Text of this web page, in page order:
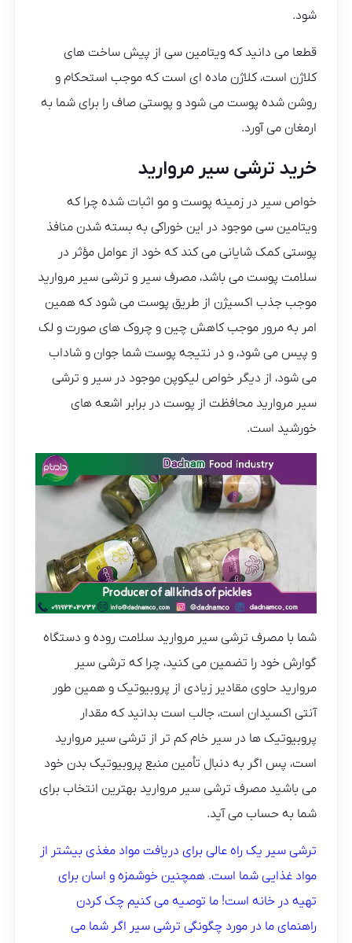
شود.
قطعا می دانید که ویتامین سی از پیش ساخت های
کلاژن است، کلاژن ماده ای است که موجب استحکام و
روشن شده پوست می شود و پوستی صاف را برای شما به
ارمغان می آورد.
خرید ترشی سیر مروارید
خواص سیر در زمینه پوست و مو اثبات شده چرا که
ویتامین سی موجود در این خوراکی به بسته شدن منافذ
پوستی کمک شایانی می کند که خود از عوامل مؤثر در
سلامت پوست می باشد، مصرف سیر و ترشی سیر مروارید
موجب جذب اکسیژن از طریق پوست می شود که همین
امر به مرور موجب کاهش چین و چروک های صورت و لک
و پیس می شود، و در نتیجه پوست شما جوان و شاداب
می شود، از دیگر خواص لیکوپن موجود در سیر و ترشی
سیر مروارید محافظت از پوست در برابر اشعه های
خورشید است.
شما با مصرف ترشی سیر مروارید سلامت روده و دستگاه
گوارش خود را تضمین می کنید، چرا که ترشی سیر
مروارید حاوی مقادیر زیادی از پروبیوتیک و همین طور
آنتی اکسیدان است، جالب است بدانید که مقدار
پروبیوتیک ها در سیر خام کم تر از ترشی سیر مروارید
است، پس اگر به دنبال تأمين منبع پروبیوتیک بدن خود
می باشید مصرف ترشی سیر مروارید بهترین انتخاب برای
شما به حساب می آید.
ترشی سیر یک راه عالی برای دریافت مواد مغذی بیشتر از
مواد غذایی شما است. همچنین خوشمزه و اسان برای
تهیه در خانه است! ما توصیه می کنیم چک کردن
راهنمای ما در مورد چگونگی ترشی سیر اگر شما می